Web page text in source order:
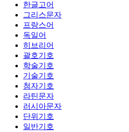
한글고어
그리스문자
프랑스어
독일어
히브리어
괄호기호
학술기호
기술기호
첨자기호
라틴문자
러시아문자
단위기호
일반기호